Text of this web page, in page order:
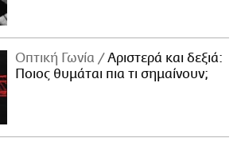
Οπτική Γωνία
Αριστερά και δεξιά:
Ποιος θυμάται πια τι σημαίνουν;